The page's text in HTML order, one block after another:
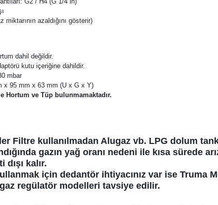
miktarının azaldığını gösterir)
dahil değildir.
kutu içeriğine dahildir.
mbar
x 95 mm x 63 mm (U x G x Y)
Hortum ve Tüp bulunmamaktadır.
Filtre kullanılmadan Alugaz vb. LPG dolum
gazın yağ oranı nedeni ile kısa sürede
kalır.
için dedantör ihtiyacınız var ise Truma
regülatör modelleri tavsiye edilir.